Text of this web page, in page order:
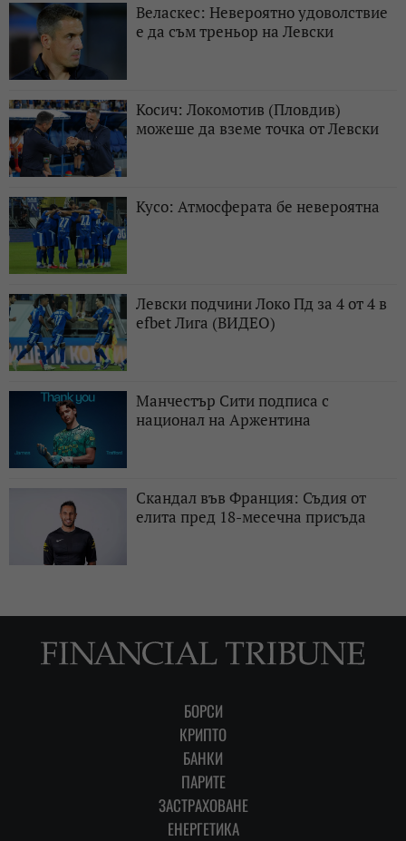
Веласкес: Невероятно удоволствие
е да съм треньор на Левски
Косич: Локомотив (Пловдив)
можеше да вземе точка от Левски
Кусо: Атмосферата бе невероятна
Левски подчини Локо Пд за 4 от 4 в
efbet Лига (ВИДЕО)
Манчестър Сити подписа с
национал на Аржентина
Скандал във Франция: Съдия от
елита пред 18-месечна присъда
БОРСИ
КРИПТО
БАНКИ
ПАРИТЕ
ЗАСТРАХОВАНЕ
ЕНЕРГЕТИКА